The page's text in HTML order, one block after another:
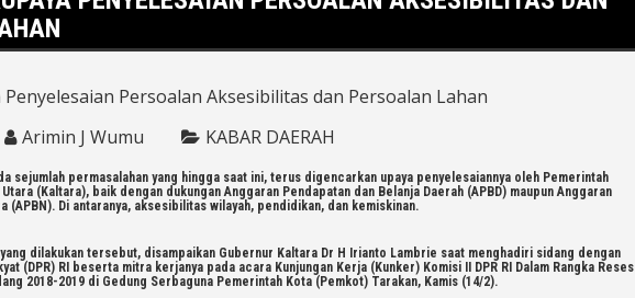
Arimin J Wumu KABAR DAERAH
sejumlah permasalahan yang hingga saat ini, terus digencarkan upaya penyelesaiannya oleh Pemerintah
(Kaltara), baik dengan dukungan Anggaran Pendapatan dan Belanja Daerah (APBD) maupun Anggaran
(APBN). Di antaranya, aksesibilitas wilayah, pendidikan, dan kemiskinan.
dilakukan tersebut, disampaikan Gubernur Kaltara Dr H Irianto Lambrie saat menghadiri sidang dengan
(DPR) RI beserta mitra kerjanya pada acara Kunjungan Kerja (Kunker) Komisi II DPR RI Dalam Rangka Reses
2018-2019 di Gedung Serbaguna Pemerintah Kota (Pemkot) Tarakan, Kamis (14/2).